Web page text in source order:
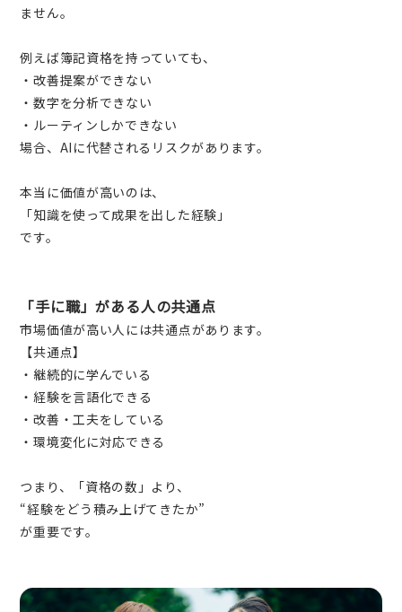
ません。
例えば簿記資格を持っていても、
・改善提案ができない
・数字を分析できない
・ルーティンしかできない
場合、AIに代替されるリスクがあります。
本当に価値が高いのは、
「知識を使って成果を出した経験」
です。
「手に職」がある人の共通点
市場価値が高い人には共通点があります。
【共通点】
・継続的に学んでいる
・経験を言語化できる
・改善・工夫をしている
・環境変化に対応できる
つまり、「資格の数」より、
“経験をどう積み上げてきたか”
が重要です。